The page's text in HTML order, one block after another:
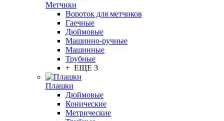
Метчики
Вороток для метчиков
Гаечные
Дюймовые
Машинно-ручные
Машинные
Трубные
+ ЕЩЕ 3
Плашки
Дюймовые
Конические
Метрические